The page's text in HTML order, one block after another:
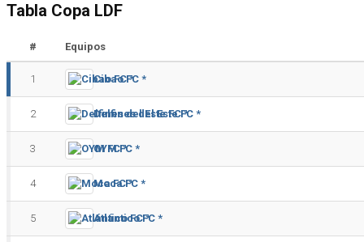
Tabla Copa LDF
# Equipos
1 Cibao FC *
2 Delfines del Este FC *
3 OYM FC *
4 Moca FC *
5 Atlántico FC *